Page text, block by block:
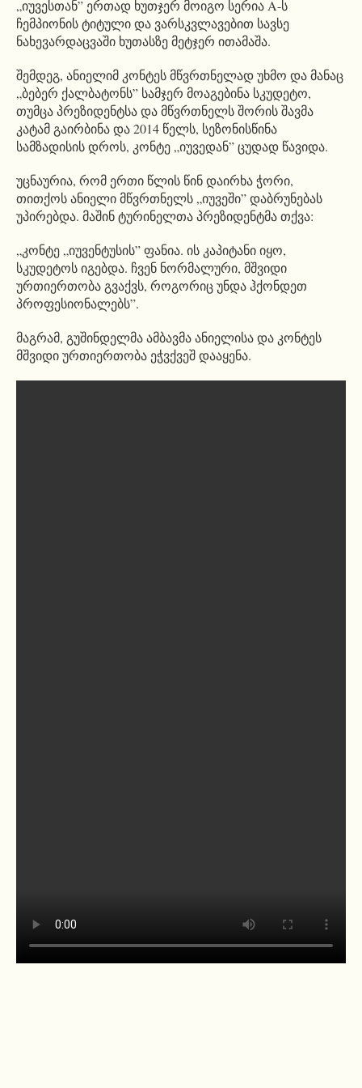
„იუვესთან” ერთად ხუთჯერ მოიგო სერია A-ს
ჩემპიონის ტიტული და ვარსკვლავებით სავსე
ნახევარდაცვაში ხუთასზე მეტჯერ ითამაშა.
შემდეგ, ანიელიმ კონტეს მწვრთნელად უხმო და მანაც
„ბებერ ქალბატონს” სამჯერ მოაგებინა სკუდეტო,
თუმცა პრეზიდენტსა და მწვრთნელს შორის შავმა
კატამ გაირბინა და 2014 წელს, სეზონისწინა
სამზადისის დროს, კონტე „იუვედან” ცუდად წავიდა.
უცნაურია, რომ ერთი წლის წინ დაირხა ჭორი,
თითქოს ანიელი მწვრთნელს „იუვეში” დაბრუნებას
უპირებდა. მაშინ ტურინელთა პრეზიდენტმა თქვა:
„კონტე „იუვენტუსის” ფანია. ის კაპიტანი იყო,
სკუდეტოს იგებდა. ჩვენ ნორმალური, მშვიდი
ურთიერთობა გვაქვს, როგორიც უნდა ჰქონდეთ
პროფესიონალებს”.
მაგრამ, გუშინდელმა ამბავმა ანიელისა და კონტეს
მშვიდი ურთიერთობა ეჭვქვეშ დააყენა.